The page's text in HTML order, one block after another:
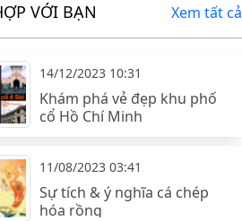
VỚI BẠN Xem tất cả
14/12/2023 10:31
Khám phá vẻ đẹp khu phố
cổ Hồ Chí Minh
11/08/2023 03:41
Sự tích & ý nghĩa cá chép
hóa rồng